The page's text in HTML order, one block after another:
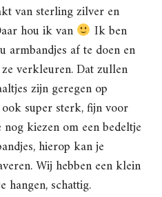
van sterling zilver en
hou ik van
Ik ben
armbandjes af te doen en
verkleuren. Dat zullen
zijn geregen op
super sterk, fijn voor
kiezen om een bedeltje
hierop kan je
Wij hebben een klein
hangen, schattig.